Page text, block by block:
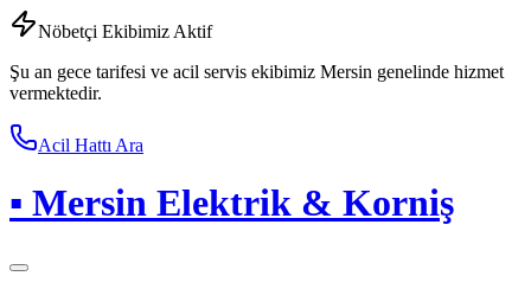
Nöbetçi Ekibimiz Aktif
Şu an gece tarifesi ve acil servis ekibimiz Mersin genelinde hizmet
vermektedir.
Acil Hattı Ara
▪ Mersin Elektrik & Korniş